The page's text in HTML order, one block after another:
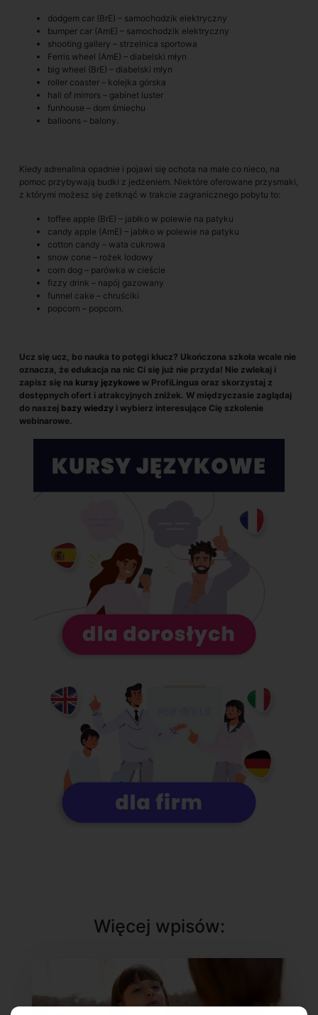
dodgem car (BrE) – samochodzik elektryczny
bumper car (AmE) – samochodzik elektryczny
shooting gallery – strzelnica sportowa
Ferris wheel (AmE) – diabelski młyn
big wheel (BrE) – diabelski młyn
roller coaster – kolejka górska
hall of mirrors – gabinet luster
funhouse – dom śmiechu
balloons – balony.
Kiedy adrenalina opadnie i pojawi się ochota na małe co nieco, na
pomoc przybywają budki z jedzeniem. Niektóre oferowane przysmaki,
z którymi możesz się zetknąć w trakcie zagranicznego pobytu to:
toffee apple (BrE) – jabłko w polewie na patyku
candy apple (AmE) – jabłko w polewie na patyku
cotton candy – wata cukrowa
snow cone – rożek lodowy
corn dog – parówka w cieście
fizzy drink – napój gazowany
funnel cake – chruściki
popcorn – popcorn.
Ucz się ucz, bo nauka to potęgi klucz? Ukończona szkoła wcale nie
oznacza, że edukacja na nic Ci się już nie przyda! Nie zwlekaj i
zapisz się na kursy językowe w ProfiLingua oraz skorzystaj z
dostępnych ofert i atrakcyjnych zniżek. W międzyczasie zaglądaj
do naszej bazy wiedzy i wybierz interesujące Cię szkolenie
webinarowe.
Więcej wpisów: